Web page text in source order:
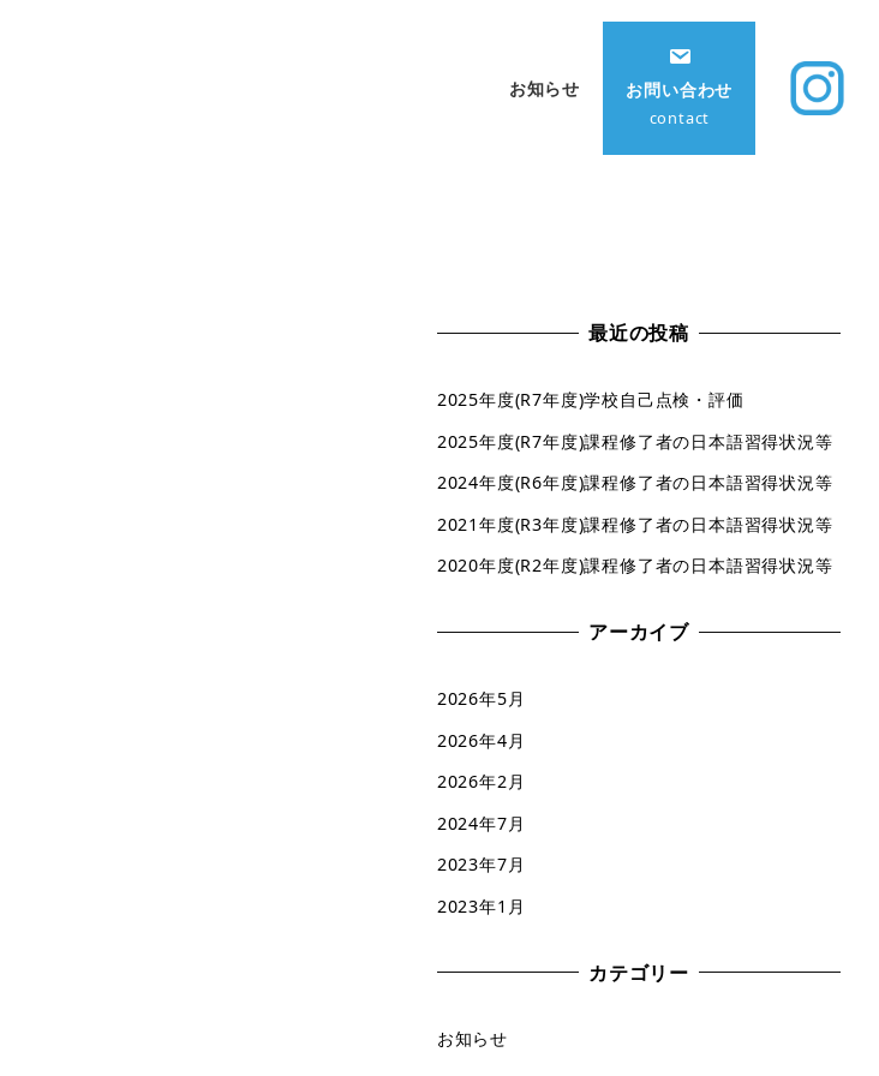
お知らせ お問い合わせ
contact
最近の投稿
2025年度(R7年度)学校自己点検・評価
2025年度(R7年度)課程修了者の日本語習得状況等
2024年度(R6年度)課程修了者の日本語習得状況等
2021年度(R3年度)課程修了者の日本語習得状況等
2020年度(R2年度)課程修了者の日本語習得状況等
アーカイブ
2026年5月
2026年4月
2026年2月
2024年7月
2023年7月
2023年1月
カテゴリー
お知らせ